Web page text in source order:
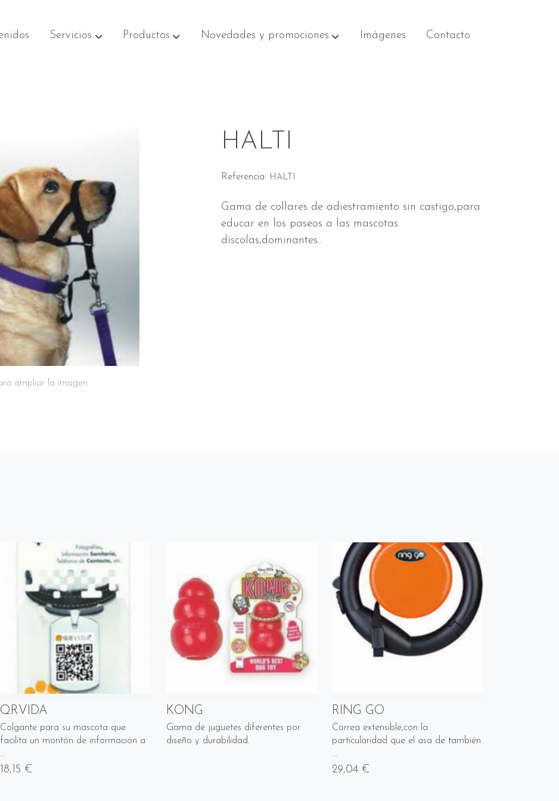
Servicios Productos Novedades y promociones Imágenes Contacto
ampliar la imagen
HALTI
Referencia: HALTI
Gama de collares de adiestramiento sin castigo,para
educar en los paseos a las mascotas
díscolas,dominantes..
QRVIDA
Colgante para su mascota que
facilita un montón de información a
...
18,15 €
KONG
Gama de juguetes diferentes por
diseño y durabilidad.
RING GO
Correa extensible,con la
particularidad que el asa de también
...
29,04 €